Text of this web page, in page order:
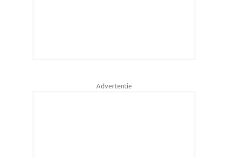
Advertentie